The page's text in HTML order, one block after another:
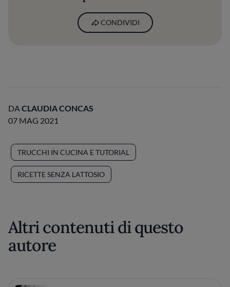
CONDIVIDI
DACLAUDIA CONCAS
07 MAG 2021
TRUCCHI IN CUCINA E TUTORIAL
RICETTE SENZA LATTOSIO
Altri contenuti di questo
autore